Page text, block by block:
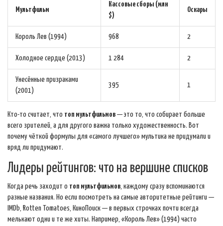
Мультфильм
Кассовые сборы (млн
$)
Оскары
Король Лев (1994) 968 2
Холодное сердце (2013) 1 284 2
Унесённые призраками
(2001)
395 1
Кто-то считает, что топ мультфильмов — это то, что собирает больше
всего зрителей, а для другого важна только художественность. Вот
почему чёткой формулы для «самого лучшего» мультика не придумали и
вряд ли придумают.
Лидеры рейтингов: что на вершине списков
Когда речь заходит о топ мультфильмов, каждому сразу вспоминаются
разные названия. Но если посмотреть на самые авторитетные рейтинги —
IMDb, Rotten Tomatoes, КиноПоиск — в первых строчках почти всегда
мелькают одни и те же хиты. Например, «Король Лев» (1994) часто